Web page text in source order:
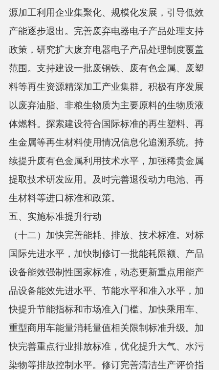
源加工利用企业集聚化、规模化发展，引导低效
产能逐步退出。完善废弃电器电子产品处理支持
政策，研究扩大废弃电器电子产品处理制度覆盖
范围。支持建设一批废钢铁、废有色金属、废塑
料等再生资源精深加工产业集群。积极有序发展
以废弃油脂、非粮生物质为主要原料的生物质液
体燃料。探索建设符合国际标准的再生塑料、再
生金属等再生材料使用情况信息化追溯系统。持
续提升废有色金属利用技术水平，加强稀贵金属
提取技术研发应用。及时完善退役动力电池、再
生材料等进口标准和政策。
五、实施标准提升行动
（十二）加快完善能耗、排放、技术标准。 对标
国际先进水平，加快制修订一批能耗限额、产品
设备能效强制性国家标准，动态更新重点用能产
品设备能效先进水平、节能水平和准入水平，加
快提升节能指标和市场准入门槛。加快乘用车、
重型商用车能量消耗量值相关限制标准升级。加
快完善重点行业排放标准，优化提升大气、水污
染物等排放控制水平。修订完善清洁生产评价指